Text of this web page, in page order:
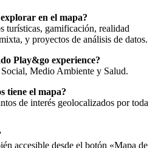
en el mapa?
turísticas, gamificación, realidad
y proyectos de análisis de datos.
Play&go experience?
Medio Ambiente y Salud.
tiene el mapa?
de interés geolocalizados por toda
accesible desde el botón «Mapa de